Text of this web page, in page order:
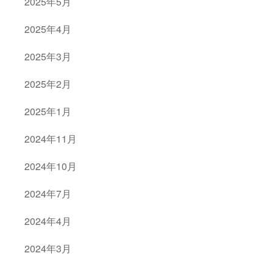
2025年4月
2025年3月
2025年2月
2025年1月
2024年11月
2024年10月
2024年7月
2024年4月
2024年3月